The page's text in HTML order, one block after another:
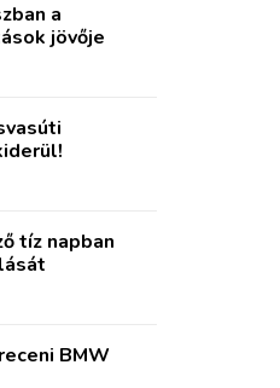
a
jövője
tíz napban
BMW